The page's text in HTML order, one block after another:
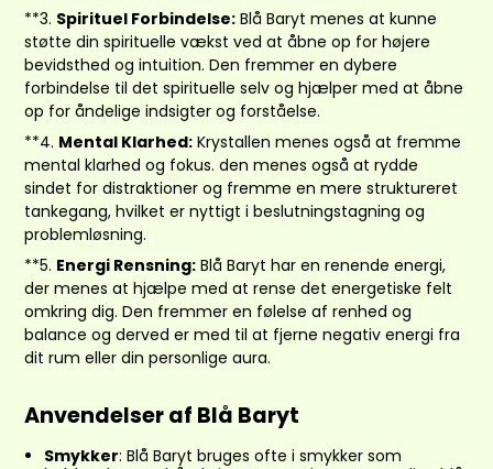
**3. Spirituel Forbindelse: Blå Baryt menes at kunne
støtte din spirituelle vækst ved at åbne op for højere
bevidsthed og intuition. Den fremmer en dybere
forbindelse til det spirituelle selv og hjælper med at åbne
op for åndelige indsigter og forståelse.
**4. Mental Klarhed: Krystallen menes også at fremme
mental klarhed og fokus. den menes også at rydde
sindet for distraktioner og fremme en mere struktureret
tankegang, hvilket er nyttigt i beslutningstagning og
problemløsning.
**5. Energi Rensning: Blå Baryt har en renende energi,
der menes at hjælpe med at rense det energetiske felt
omkring dig. Den fremmer en følelse af renhed og
balance og derved er med til at fjerne negativ energi fra
dit rum eller din personlige aura.
Anvendelser af Blå Baryt
Smykker: Blå Baryt bruges ofte i smykker som